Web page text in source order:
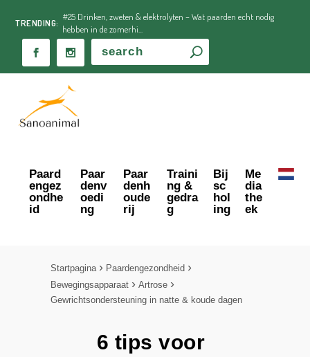
TRENDING:
#25 Drinken, zweten & elektrolyten – Wat paarden echt nodig
hebben in de zomerhi...
Paard
engez
ondhe
id
Paar
denv
oedi
ng
Paar
denh
oude
rij
Traini
ng &
gedra
g
Bij
sc
hol
ing
Me
dia
the
ek
Startpagina
Paardengezondheid
Bewegingsapparaat
Artrose
Gewrichtsondersteuning in natte & koude dagen
6 tips voor